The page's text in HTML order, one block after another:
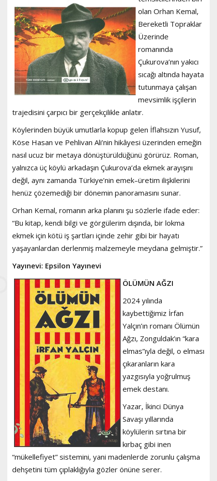
olan Orhan Kemal,
Bereketli Topraklar
Üzerinde
romanında
Çukurova’nın yakıcı
sıcağı altında hayata
tutunmaya çalışan
mevsimlik işçilerin
trajedisini çarpıcı bir gerçekçilikle anlatır.
Köylerinden büyük umutlarla kopup gelen İflahsızın Yusuf,
Köse Hasan ve Pehlivan Ali’nin hikâyesi üzerinden emeğin
nasıl ucuz bir metaya dönüştürüldüğünü görürüz. Roman,
yalnızca üç köylü arkadaşın Çukurova’da ekmek arayışını
değil, aynı zamanda Türkiye’nin emek–üretim ilişkilerini
henüz çözemediği bir dönemin panoramasını sunar.
Orhan Kemal, romanın arka planını şu sözlerle ifade eder:
“Bu kitap, kendi bilgi ve görgülerim dışında, bir lokma
ekmek için kötü iş şartları içinde zehir gibi bir hayatı
yaşayanlardan derlenmiş malzemeyle meydana gelmiştir.”
Yayınevi: Epsilon Yayınevi
ÖLÜMÜN AĞZI
2024 yılında
kaybettiğimiz İrfan
Yalçın’ın romanı Ölümün
Ağzı, Zonguldak’ın “kara
elmas”ıyla değil, o elması
çıkaranların kara
yazgısıyla yoğrulmuş
emek destanı.
Yazar, İkinci Dünya
Savaşı yıllarında
köylülerin sırtına bir
kırbaç gibi inen
“mükellefiyet” sistemini, yani madenlerde zorunlu çalışma
dehşetini tüm çıplaklığıyla gözler önüne serer.